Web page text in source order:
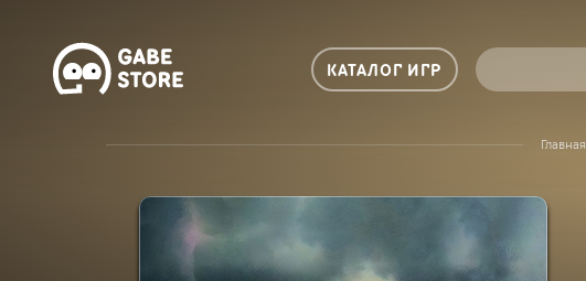
КАТАЛОГ ИГР
Главная